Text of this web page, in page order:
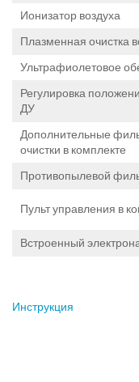
Ионизатор воздуха
Плазменная очистка
Ультрафиолетовое
Регулировка
ДУ
Дополнительные
очистки в комплекте
Противопылевой
Пульт управления в
Встроенный
Инструкция